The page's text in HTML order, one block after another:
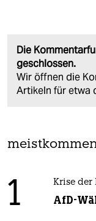
Die
geschlossen.
Wir öffnen die
Artikeln für etwa
1 Krise der
AfD-